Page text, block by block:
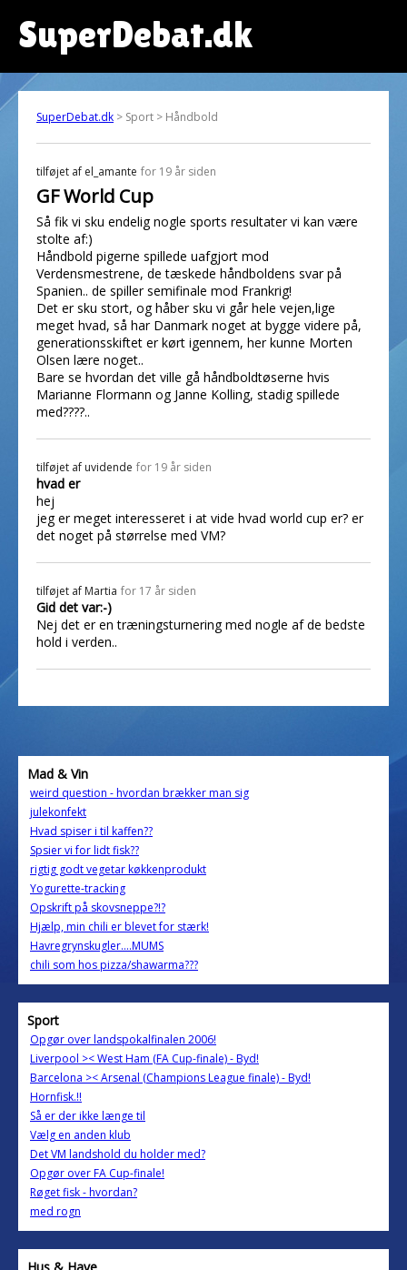
SuperDebat.dk
SuperDebat.dk > Sport > Håndbold
tilføjet af el_amante for 19 år siden
GF World Cup
Så fik vi sku endelig nogle sports resultater vi kan være
stolte af:)
Håndbold pigerne spillede uafgjort mod
Verdensmestrene, de tæskede håndboldens svar på
Spanien.. de spiller semifinale mod Frankrig!
Det er sku stort, og håber sku vi går hele vejen,lige
meget hvad, så har Danmark noget at bygge videre på,
generationsskiftet er kørt igennem, her kunne Morten
Olsen lære noget..
Bare se hvordan det ville gå håndboldtøserne hvis
Marianne Flormann og Janne Kolling, stadig spillede
med????..
tilføjet af uvidende for 19 år siden
hvad er
hej
jeg er meget interesseret i at vide hvad world cup er? er
det noget på størrelse med VM?
tilføjet af Martia for 17 år siden
Gid det var:-)
Nej det er en træningsturnering med nogle af de bedste
hold i verden..
Mad & Vin
weird question - hvordan brækker man sig
julekonfekt
Hvad spiser i til kaffen??
Spsier vi for lidt fisk??
rigtig godt vegetar køkkenprodukt
Yogurette-tracking
Opskrift på skovsneppe?!?
Hjælp, min chili er blevet for stærk!
Havregrynskugler....MUMS
chili som hos pizza/shawarma???
Sport
Opgør over landspokalfinalen 2006!
Liverpool >< West Ham (FA Cup-finale) - Byd!
Barcelona >< Arsenal (Champions League finale) - Byd!
Hornfisk.!!
Så er der ikke længe til
Vælg en anden klub
Det VM landshold du holder med?
Opgør over FA Cup-finale!
Røget fisk - hvordan?
med rogn